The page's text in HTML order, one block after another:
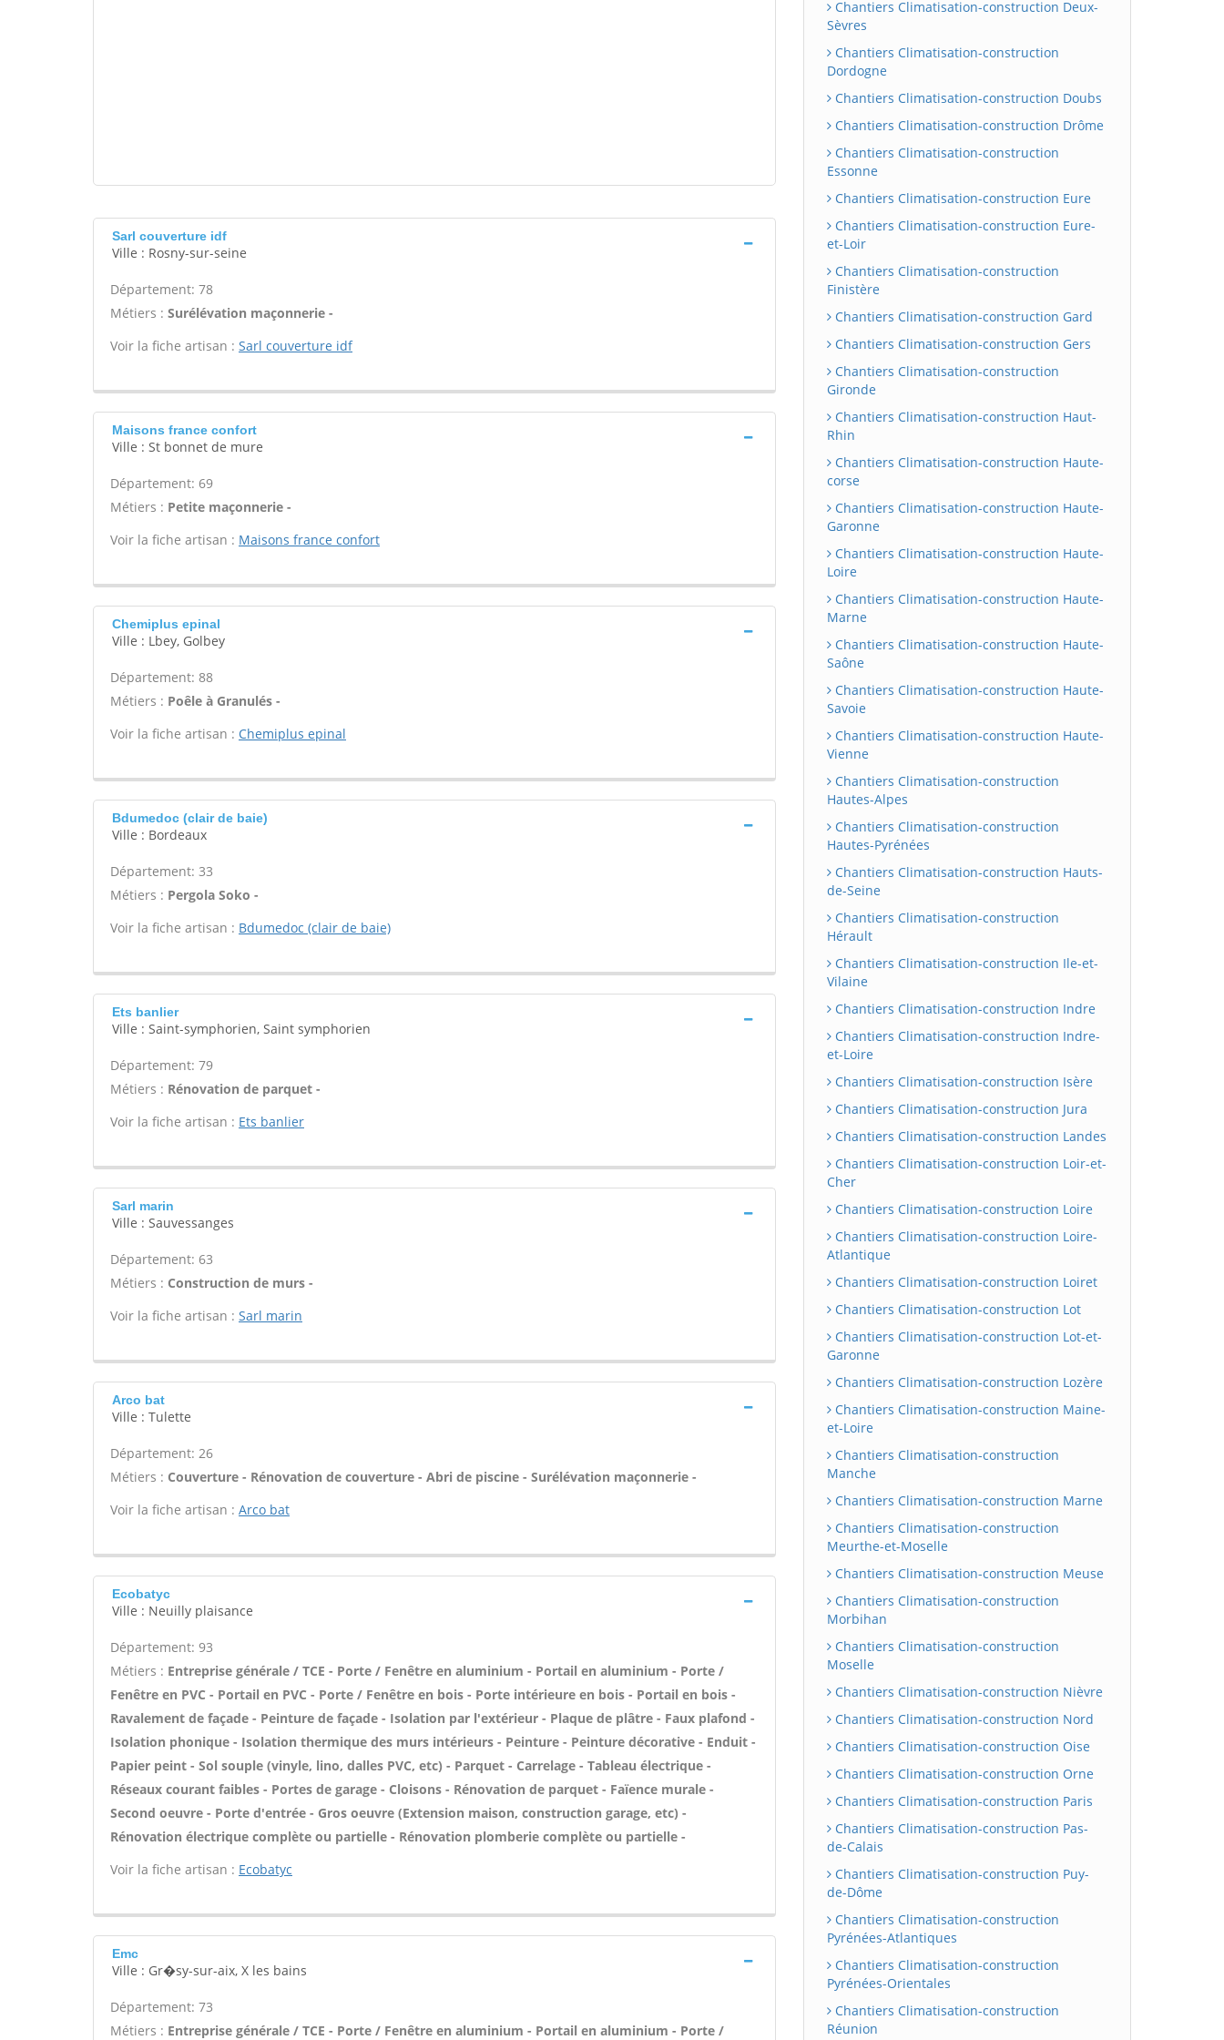
Sarl couverture idf
Ville : Rosny-sur-seine
Département: 78
Métiers : Surélévation maçonnerie -
Voir la fiche artisan : Sarl couverture idf
Maisons france confort
Ville : St bonnet de mure
Département: 69
Métiers : Petite maçonnerie -
Voir la fiche artisan : Maisons france confort
Chemiplus epinal
Ville : Lbey, Golbey
Département: 88
Métiers : Poêle à Granulés -
Voir la fiche artisan : Chemiplus epinal
Bdumedoc (clair de baie)
Ville : Bordeaux
Département: 33
Métiers : Pergola Soko -
Voir la fiche artisan : Bdumedoc (clair de baie)
Ets banlier
Ville : Saint-symphorien, Saint symphorien
Département: 79
Métiers : Rénovation de parquet -
Voir la fiche artisan : Ets banlier
Sarl marin
Ville : Sauvessanges
Département: 63
Métiers : Construction de murs -
Voir la fiche artisan : Sarl marin
Arco bat
Ville : Tulette
Département: 26
Métiers : Couverture - Rénovation de couverture - Abri de piscine - Surélévation maçonnerie -
Voir la fiche artisan : Arco bat
Ecobatyc
Ville : Neuilly plaisance
Département: 93
Métiers : Entreprise générale / TCE - Porte / Fenêtre en aluminium - Portail en aluminium - Porte /
Fenêtre en PVC - Portail en PVC - Porte / Fenêtre en bois - Porte intérieure en bois - Portail en bois -
Ravalement de façade - Peinture de façade - Isolation par l'extérieur - Plaque de plâtre - Faux plafond -
Isolation phonique - Isolation thermique des murs intérieurs - Peinture - Peinture décorative - Enduit -
Papier peint - Sol souple (vinyle, lino, dalles PVC, etc) - Parquet - Carrelage - Tableau électrique -
Réseaux courant faibles - Portes de garage - Cloisons - Rénovation de parquet - Faïence murale -
Second oeuvre - Porte d'entrée - Gros oeuvre (Extension maison, construction garage, etc) -
Rénovation électrique complète ou partielle - Rénovation plomberie complète ou partielle -
Voir la fiche artisan : Ecobatyc
Emc
Ville : Gr�sy-sur-aix, X les bains
Département: 73
Métiers : Entreprise générale / TCE - Porte / Fenêtre en aluminium - Portail en aluminium - Porte /
Chantiers Climatisation-construction Deux-
Sèvres
Chantiers Climatisation-construction
Dordogne
Chantiers Climatisation-construction Doubs
Chantiers Climatisation-construction Drôme
Chantiers Climatisation-construction
Essonne
Chantiers Climatisation-construction Eure
Chantiers Climatisation-construction Eure-
et-Loir
Chantiers Climatisation-construction
Finistère
Chantiers Climatisation-construction Gard
Chantiers Climatisation-construction Gers
Chantiers Climatisation-construction
Gironde
Chantiers Climatisation-construction Haut-
Rhin
Chantiers Climatisation-construction Haute-
corse
Chantiers Climatisation-construction Haute-
Garonne
Chantiers Climatisation-construction Haute-
Loire
Chantiers Climatisation-construction Haute-
Marne
Chantiers Climatisation-construction Haute-
Saône
Chantiers Climatisation-construction Haute-
Savoie
Chantiers Climatisation-construction Haute-
Vienne
Chantiers Climatisation-construction
Hautes-Alpes
Chantiers Climatisation-construction
Hautes-Pyrénées
Chantiers Climatisation-construction Hauts-
de-Seine
Chantiers Climatisation-construction
Hérault
Chantiers Climatisation-construction Ile-et-
Vilaine
Chantiers Climatisation-construction Indre
Chantiers Climatisation-construction Indre-
et-Loire
Chantiers Climatisation-construction Isère
Chantiers Climatisation-construction Jura
Chantiers Climatisation-construction Landes
Chantiers Climatisation-construction Loir-et-
Cher
Chantiers Climatisation-construction Loire
Chantiers Climatisation-construction Loire-
Atlantique
Chantiers Climatisation-construction Loiret
Chantiers Climatisation-construction Lot
Chantiers Climatisation-construction Lot-et-
Garonne
Chantiers Climatisation-construction Lozère
Chantiers Climatisation-construction Maine-
et-Loire
Chantiers Climatisation-construction
Manche
Chantiers Climatisation-construction Marne
Chantiers Climatisation-construction
Meurthe-et-Moselle
Chantiers Climatisation-construction Meuse
Chantiers Climatisation-construction
Morbihan
Chantiers Climatisation-construction
Moselle
Chantiers Climatisation-construction Nièvre
Chantiers Climatisation-construction Nord
Chantiers Climatisation-construction Oise
Chantiers Climatisation-construction Orne
Chantiers Climatisation-construction Paris
Chantiers Climatisation-construction Pas-
de-Calais
Chantiers Climatisation-construction Puy-
de-Dôme
Chantiers Climatisation-construction
Pyrénées-Atlantiques
Chantiers Climatisation-construction
Pyrénées-Orientales
Chantiers Climatisation-construction
Réunion